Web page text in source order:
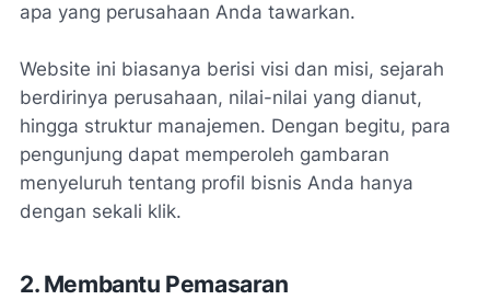
apa yang perusahaan Anda tawarkan.
Website ini biasanya berisi visi dan misi, sejarah
berdirinya perusahaan, nilai-nilai yang dianut,
hingga struktur manajemen. Dengan begitu, para
pengunjung dapat memperoleh gambaran
menyeluruh tentang profil bisnis Anda hanya
dengan sekali klik.
2. Membantu Pemasaran